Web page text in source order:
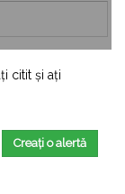
citit și ați
Creați o alertă